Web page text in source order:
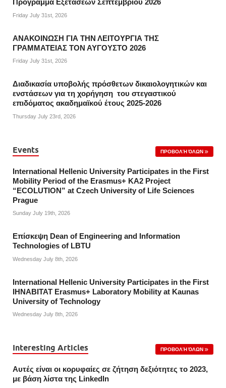
Πρόγραμμα Εξετάσεων Σεπτεμβρίου 2026
Friday July 31st, 2026
ΑΝΑΚΟΙΝΩΣΗ ΓΙΑ ΤΗΝ ΛΕΙΤΟΥΡΓΙΑ ΤΗΣ
ΓΡΑΜΜΑΤΕΙΑΣ ΤΟΝ ΑΥΓΟΥΣΤΟ 2026
Friday July 31st, 2026
Διαδικασία υποβολής πρόσθετων δικαιολογητικών και
ενστάσεων για τη χορήγηση του στεγαστικού
επιδόματος ακαδημαϊκού έτους 2025-2026
Thursday July 23rd, 2026
Events ΠΡΟΒΟΛΉ ΌΛΩΝ
International Hellenic University Participates in the First
Mobility Period of the Erasmus+ KA2 Project
“ECOLUTION” at Czech University of Life Sciences
Prague
Sunday July 19th, 2026
Επίσκεψη Dean of Engineering and Information
Technologies of LBTU
Wednesday July 8th, 2026
International Hellenic University Participates in the First
IHNABITAT Erasmus+ Laboratory Mobility at Kaunas
University of Technology
Wednesday July 8th, 2026
Interesting Articles ΠΡΟΒΟΛΉ ΌΛΩΝ
Αυτές είναι οι κορυφαίες σε ζήτηση δεξιότητες το 2023,
με βάση λίστα της Linkedln